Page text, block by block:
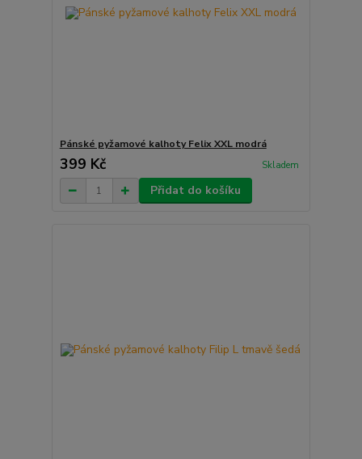
Pánské pyžamové kalhoty Felix XXL modrá
399 Kč Skladem
Přidat do košíku